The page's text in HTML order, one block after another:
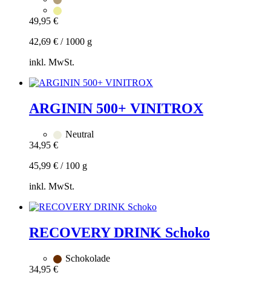
49,95 €
42,69 € / 1000 g
inkl. MwSt.
Zum
hinzufügen
Dieses
weist
mehrere
auf.
Optionen
können
auf
Produktseite
werden
ARGININ 500+ VINITROX
Neutral
34,95 €
45,99 € / 100 g
inkl. MwSt.
Zum
hinzufügen
RECOVERY DRINK Schoko
Schokolade
34,95 €